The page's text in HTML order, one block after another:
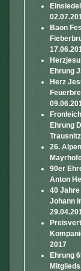
Baon
Ehrung
Herz
Ehrung
26.
90er
Anton
40 Jahre
Johann
2017
Ehrung